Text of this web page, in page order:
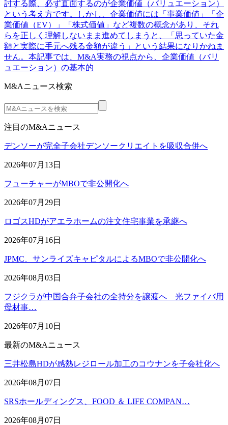
討する際、必ず直面するのが企業価値（バリュエーション）
という考え方です。しかし、企業価値には「事業価値」「企
業価値（EV）」「株式価値」など複数の概念があり、それ
らを正しく理解しないまま進めてしまうと、「思っていた金
額と実際に手元へ残る金額が違う」という結果になりかねま
せん。本記事では、M&A実務の視点から、企業価値（バリ
ュエーション）の基本的
M&Aニュース検索
注目のM&Aニュース
デンソーが完全子会社デンソークリエイトを吸収合併へ
2026年07月13日
フューチャーがMBOで非公開化へ
2026年07月29日
ロゴスHDがアエラホームの注文住宅事業を承継へ
2026年07月16日
JPMC、サンライズキャピタルによるMBOで非公開化へ
2026年08月03日
フジクラが中国合弁子会社の全持分を譲渡へ 光ファイバ用
母材事…
2026年07月10日
最新のM&Aニュース
三井松島HDが感熱レジロール加工のコウナンを子会社化へ
2026年08月07日
SRSホールディングス、FOOD ＆ LIFE COMPAN…
2026年08月07日